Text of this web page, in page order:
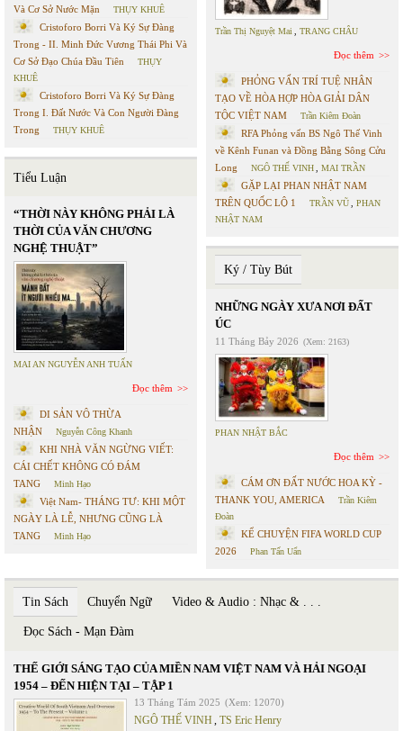
Và Cơ Sở Nước Mặn
THỤY KHUÊ
Cristoforo Borri Và Ký Sự Đàng
Trong - II. Minh Đức Vương Thái Phi Và
Cơ Sở Đạo Chúa Đầu Tiên
THỤY
KHUÊ
Cristoforo Borri Và Ký Sự Đàng
Trong I. Đất Nước Và Con Người Đàng
Trong
THỤY KHUÊ
Tiểu Luận
“THỜI NÀY KHÔNG PHẢI LÀ
THỜI CỦA VĂN CHƯƠNG
NGHỆ THUẬT”
MAI AN NGUYỄN ANH TUẤN
Đọc thêm
DI SẢN VÔ THỪA
NHẬN
Nguyễn Công Khanh
KHI NHÀ VĂN NGỪNG VIẾT:
CÁI CHẾT KHÔNG CÓ ĐÁM
TANG
Minh Hạo
Việt Nam- THÁNG TƯ: KHI MỘT
NGÀY LÀ LỄ, NHƯNG CŨNG LÀ
TANG
Minh Hạo
Trần Thị Nguyệt Mai TRANG CHÂU
Đọc thêm
PHỎNG VẤN TRÍ TUỆ NHÂN
TẠO VỀ HÒA HỢP HÒA GIẢI DÂN
TỘC VIỆT NAM
Trần Kiêm Đoàn
RFA Phỏng vấn BS Ngô Thế Vinh
về Kênh Funan và Đồng Bằng Sông Cửu
Long
NGÔ THẾ VINH MAI TRẦN
GẶP LẠI PHAN NHẬT NAM
TRÊN QUỐC LỘ 1
TRẦN VŨ
PHAN
NHẬT NAM
Ký / Tùy Bút
NHỮNG NGÀY XƯA NƠI ĐẤT
ÚC
11 Tháng Bảy 2026 (Xem: 2163)
PHAN NHẬT BẮC
Đọc thêm
CÁM ƠN ĐẤT NƯỚC HOA KỲ -
THANK YOU, AMERICA
Trần Kiêm
Đoàn
KỂ CHUYỆN FIFA WORLD CUP
2026
Phan Tấn Uẩn
Tin Sách Chuyển Ngữ Video & Audio : Nhạc & . . .
Đọc Sách - Mạn Đàm
THẾ GIỚI SÁNG TẠO CỦA MIỀN NAM VIỆT NAM VÀ HẢI NGOẠI
1954 – ĐẾN HIỆN TẠI – TẬP 1
13 Tháng Tám 2025 (Xem: 12070)
NGÔ THẾ VINH TS Eric Henry